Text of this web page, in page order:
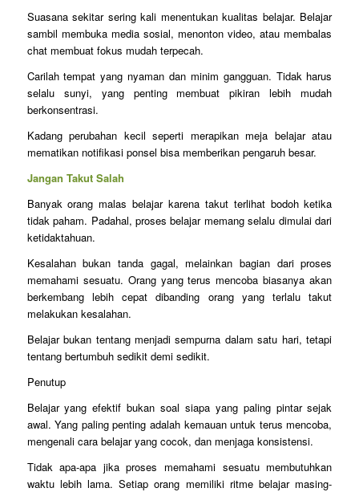
Suasana sekitar sering kali menentukan kualitas belajar. Belajar
sambil membuka media sosial, menonton video, atau membalas
chat membuat fokus mudah terpecah.
Carilah tempat yang nyaman dan minim gangguan. Tidak harus
selalu sunyi, yang penting membuat pikiran lebih mudah
berkonsentrasi.
Kadang perubahan kecil seperti merapikan meja belajar atau
mematikan notifikasi ponsel bisa memberikan pengaruh besar.
Jangan Takut Salah
Banyak orang malas belajar karena takut terlihat bodoh ketika
tidak paham. Padahal, proses belajar memang selalu dimulai dari
ketidaktahuan.
Kesalahan bukan tanda gagal, melainkan bagian dari proses
memahami sesuatu. Orang yang terus mencoba biasanya akan
berkembang lebih cepat dibanding orang yang terlalu takut
melakukan kesalahan.
Belajar bukan tentang menjadi sempurna dalam satu hari, tetapi
tentang bertumbuh sedikit demi sedikit.
Penutup
Belajar yang efektif bukan soal siapa yang paling pintar sejak
awal. Yang paling penting adalah kemauan untuk terus mencoba,
mengenali cara belajar yang cocok, dan menjaga konsistensi.
Tidak apa-apa jika proses memahami sesuatu membutuhkan
waktu lebih lama. Setiap orang memiliki ritme belajar masing-